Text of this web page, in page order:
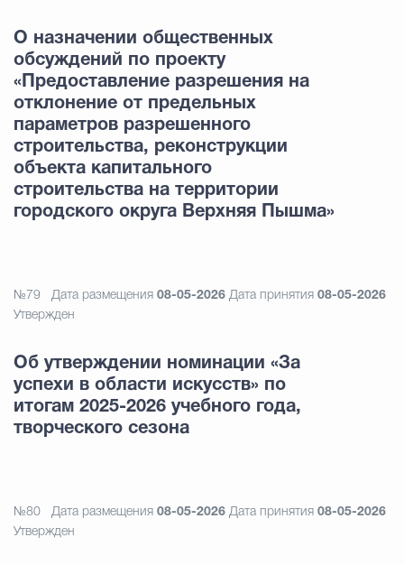
О назначении общественных
обсуждений по проекту
«Предоставление разрешения на
отклонение от предельных
параметров разрешенного
строительства, реконструкции
объекта капитального
строительства на территории
городского округа Верхняя Пышма»
№79 Дата размещения 08-05-2026 Дата принятия 08-05-2026
Утвержден
Об утверждении номинации «За
успехи в области искусств» по
итогам 2025-2026 учебного года,
творческого сезона
№80 Дата размещения 08-05-2026 Дата принятия 08-05-2026
Утвержден